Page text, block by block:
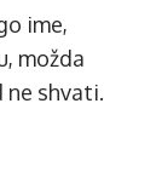
ime,
možda
shvati.